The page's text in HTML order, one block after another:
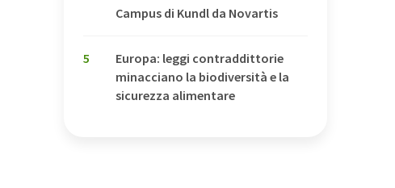
Campus di Kundl da Novartis
5
Europa: leggi contraddittorie
minacciano la biodiversità e la
sicurezza alimentare